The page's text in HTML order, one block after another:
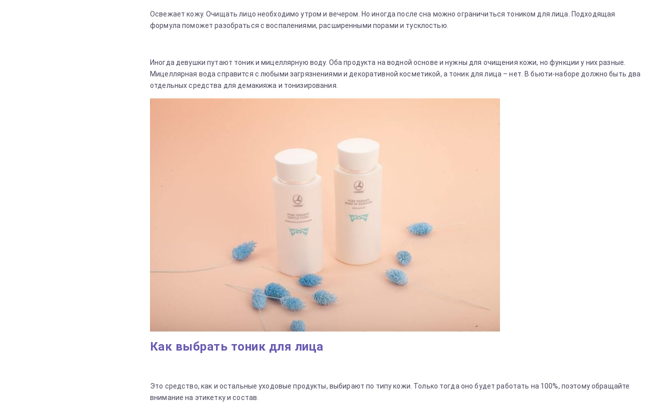
Освежает кожу. Очищать лицо необходимо утром и вечером. Но иногда после сна можно ограничиться тоником для лица. Подходящая
формула поможет разобраться с воспалениями, расширенными порами и тусклостью.
Иногда девушки путают тоник и мицеллярную воду. Оба продукта на водной основе и нужны для очищения кожи, но функции у них разные.
Мицеллярная вода справится с любыми загрязнениями и декоративной косметикой, а тоник для лица – нет. В бьюти-наборе должно быть два
отдельных средства для демакияжа и тонизирования.
Как выбрать тоник для лица
Это средство, как и остальные уходовые продукты, выбирают по типу кожи. Только тогда оно будет работать на 100%, поэтому обращайте
внимание на этикетку и состав.